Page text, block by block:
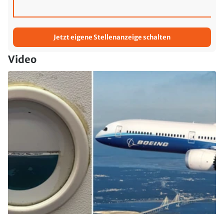
Jetzt eigene Stellenanzeige schalten
Video